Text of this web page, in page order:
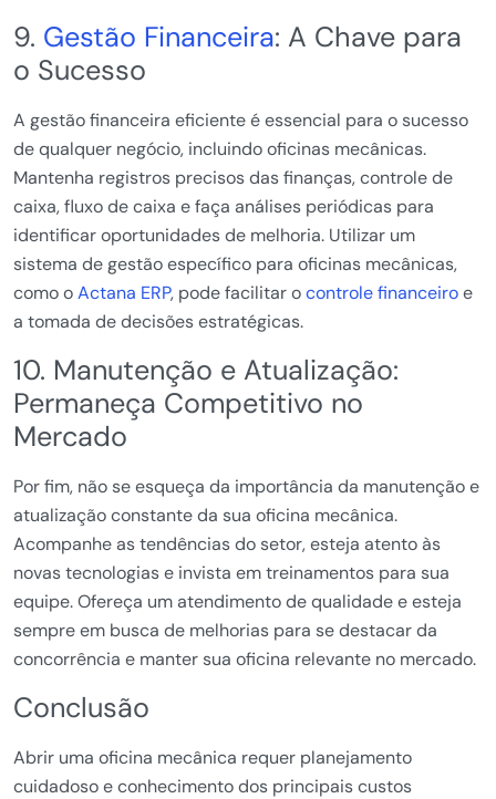
9. Gestão Financeira: A Chave para
o Sucesso
A gestão financeira eficiente é essencial para o sucesso
de qualquer negócio, incluindo oficinas mecânicas.
Mantenha registros precisos das finanças, controle de
caixa, fluxo de caixa e faça análises periódicas para
identificar oportunidades de melhoria. Utilizar um
sistema de gestão específico para oficinas mecânicas,
como oActana ERP, pode facilitar ocontrole financeiroe
a tomada de decisões estratégicas.
10. Manutenção e Atualização:
Permaneça Competitivo no
Mercado
Por fim, não se esqueça da importância da manutenção e
atualização constante da sua oficina mecânica.
Acompanhe as tendências do setor, esteja atento às
novas tecnologias e invista em treinamentos para sua
equipe. Ofereça um atendimento de qualidade e esteja
sempre em busca de melhorias para se destacar da
concorrência e manter sua oficina relevante no mercado.
Conclusão
Abrir uma oficina mecânica requer planejamento
cuidadoso e conhecimento dos principais custos